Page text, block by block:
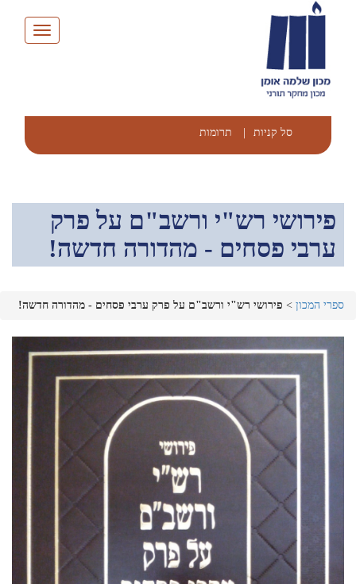
Toggle
סל קניות תרומות
פירושי רש"י ורשב"ם על פרק
ערבי פסחים - מהדורה חדשה!
ספרי המכון > פירושי רש"י ורשב"ם על פרק ערבי פסחים - מהדורה חדשה!